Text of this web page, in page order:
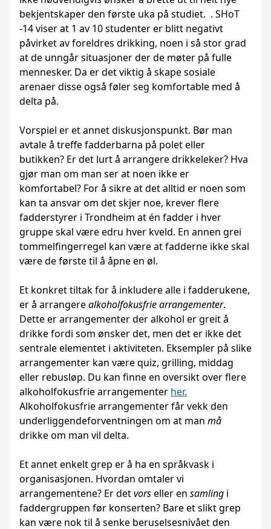
bekjentskaper den første uka på studiet. . SHoT
-14 viser at 1 av 10 studenter er blitt negativt
påvirket av foreldres drikking, noen i så stor grad
at de unngår situasjoner der de møter på fulle
mennesker. Da er det viktig å skape sosiale
arenaer disse også føler seg komfortable med å
delta på.
Vorspiel er et annet diskusjonspunkt. Bør man
avtale å treffe fadderbarna på polet eller
butikken? Er det lurt å arrangere drikkeleker? Hva
gjør man om man ser at noen ikke er
komfortabel? For å sikre at det alltid er noen som
kan ta ansvar om det skjer noe, krever flere
fadderstyrer i Trondheim at én fadder i hver
gruppe skal være edru hver kveld. En annen grei
tommelfingerregel kan være at fadderne ikke skal
være de første til å åpne en øl.
Et konkret tiltak for å inkludere alle i fadderukene,
er å arrangerealkoholfokusfrie arrangementer.
Dette er arrangementer der alkohol er greit å
drikke fordi som ønsker det, men det er ikke det
sentrale elementet i aktiviteten. Eksempler på slike
arrangementer kan være quiz, grilling, middag
eller rebusløp. Du kan finne en oversikt over flere
alkoholfokusfrie arrangementer her.
Alkoholfokusfrie arrangementer får vekk den
underliggendeforventningen om at man må
drikke om man vil delta.
Et annet enkelt grep er å ha en språkvask i
organisasjonen. Hvordan omtaler vi
arrangementene? Er detvorseller en samling i
faddergruppen før konserten? Bare et slikt grep
kan være nok til å senke beruselsesnivået den